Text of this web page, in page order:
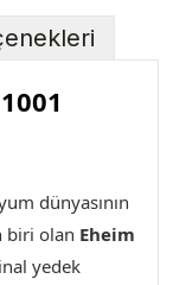
dünyasının
biri olan Eheim
yedek